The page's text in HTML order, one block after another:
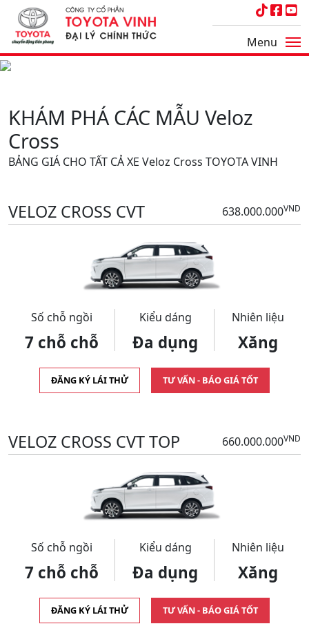
Menu
KHÁM PHÁ CÁC MẪU Veloz
Cross
BẢNG GIÁ CHO TẤT CẢ XE Veloz Cross TOYOTA VINH
VELOZ CROSS CVT 638.000.000VND
Số chỗ ngồi
7 chỗ chỗ
Kiểu dáng
Đa dụng
Nhiên liệu
Xăng
ĐĂNG KÝ LÁI THỬ TƯ VẤN - BÁO GIÁ TỐT
VELOZ CROSS CVT TOP 660.000.000VND
Số chỗ ngồi
7 chỗ chỗ
Kiểu dáng
Đa dụng
Nhiên liệu
Xăng
ĐĂNG KÝ LÁI THỬ TƯ VẤN - BÁO GIÁ TỐT